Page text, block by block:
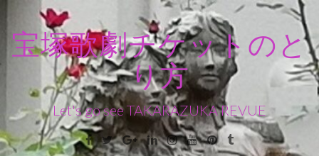
ン
ス
キ
宝塚歌劇チケットのと
り方
Let's go see TAKARAZUKA REVUE
Facebook
TwitterGoogle+LinkedinInstagram
YoutubePinterest
Tumblr